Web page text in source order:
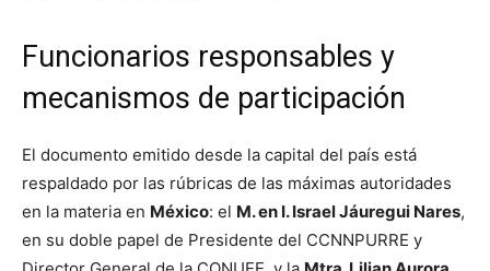
Funcionarios responsables y
mecanismos de participación
El documento emitido desde la capital del país está
respaldado por las rúbricas de las máximas autoridades
en la materia en México: el M. en I. Israel Jáuregui Nares,
en su doble papel de Presidente del CCNNPURRE y